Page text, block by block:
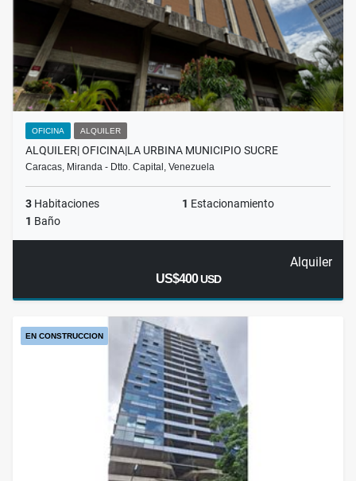
OFICINA ALQUILER
ALQUILER| OFICINA|LA URBINA MUNICIPIO SUCRE
Caracas, Miranda - Dtto. Capital, Venezuela
3 Habitaciones 1 Estacionamiento
1 Baño
Alquiler
US$400USD
EN CONSTRUCCION